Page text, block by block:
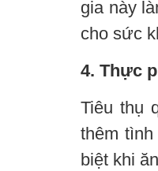
gia này
cho sức
4. Thực
Tiêu thụ
thêm
biệt khi